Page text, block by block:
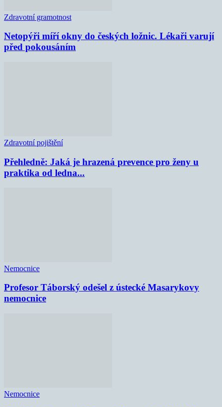
Zdravotní gramotnost
Netopýři míří okny do českých ložnic. Lékaři varují
před pokousáním
Zdravotní pojištění
Přehledně: Jaká je hrazená prevence pro ženy u
praktika od ledna...
Nemocnice
Profesor Táborský odešel z ústecké Masarykovy
nemocnice
Nemocnice